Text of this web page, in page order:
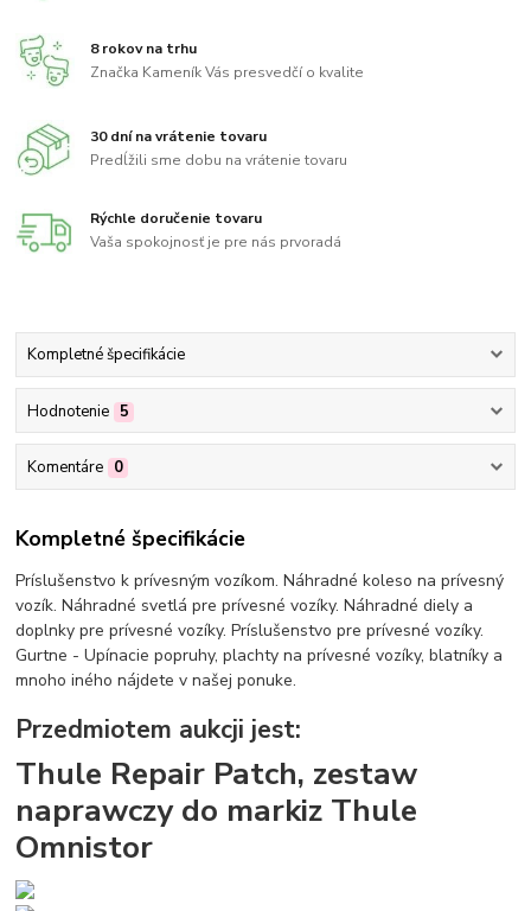
8 rokov na trhu
Značka Kameník Vás presvedčí o kvalite
30 dní na vrátenie tovaru
Predĺžili sme dobu na vrátenie tovaru
Rýchle doručenie tovaru
Vaša spokojnosť je pre nás prvoradá
Kompletné špecifikácie
Hodnotenie 5
Komentáre 0
Kompletné špecifikácie
Príslušenstvo k prívesným vozíkom. Náhradné koleso na prívesný
vozík. Náhradné svetlá pre prívesné vozíky. Náhradné diely a
doplnky pre prívesné vozíky. Príslušenstvo pre prívesné vozíky.
Gurtne - Upínacie popruhy, plachty na prívesné vozíky, blatníky a
mnoho iného nájdete v našej ponuke.
Przedmiotem aukcji jest:
Thule Repair Patch, zestaw
naprawczy do markiz Thule
Omnistor